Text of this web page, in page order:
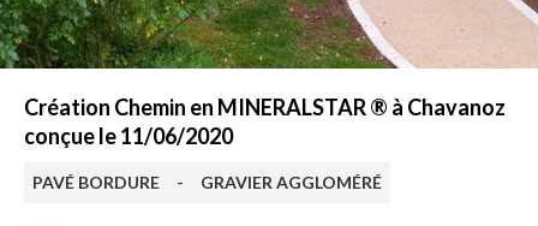
Création Chemin en MINERALSTAR ® à Chavanoz
conçue le 11/06/2020
PAVÉ BORDURE - GRAVIER AGGLOMÉRÉ